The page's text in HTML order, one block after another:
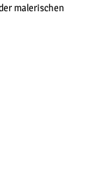
malerischen